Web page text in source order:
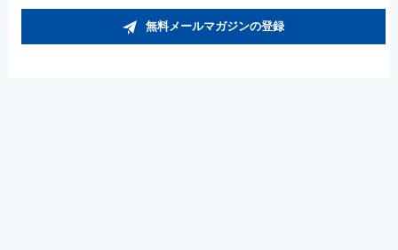
無料メールマガジンの登録